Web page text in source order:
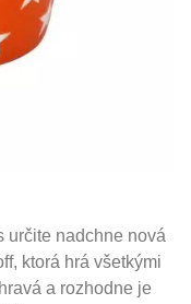
určite nadchne nová
ktorá hrá všetkými
a rozhodne je